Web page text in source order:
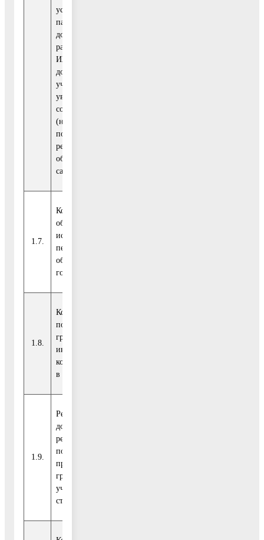
установленным
параметрам и
допустимости
размещения объекта
ИЖС или садового
дома на земельном
участке,
уведомлений о
соответствии
(несоответствии)
построенных или
реконструированных
объектов ИЖС или
садового дома
1.7.
Количество
объектов,
исключенных из
перечня проблемных
объектов в отчетном
году
1.8.
Количество
пострадавших
граждан-со-
инвесторов, права
которых обеспечены
в отчетном году
1.9.
Решаем проблемы
дольщиков. Поиск и
реализация решений
по обеспечению
прав пострадавших
граждан -
участников долевого
строительства